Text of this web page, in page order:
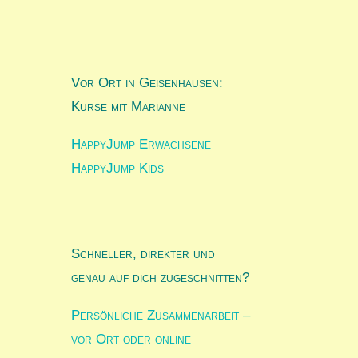
Vor Ort in Geisenhausen:
Kurse mit Marianne
HappyJump Erwachsene
HappyJump Kids
Schneller, direkter und
genau auf dich zugeschnitten?
Persönliche Zusammenarbeit –
vor Ort oder online